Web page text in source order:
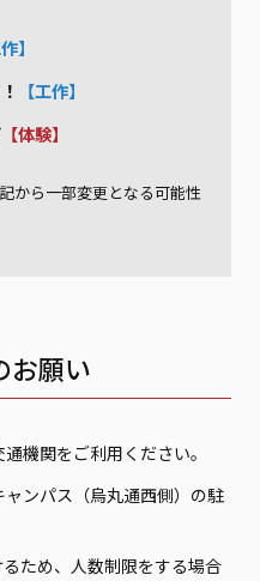
】
【工作】
【体験】
から一部変更となる可能性
お願い
機関をご利用ください。
ンパス（烏丸通西側）の駐
ため、人数制限をする場合